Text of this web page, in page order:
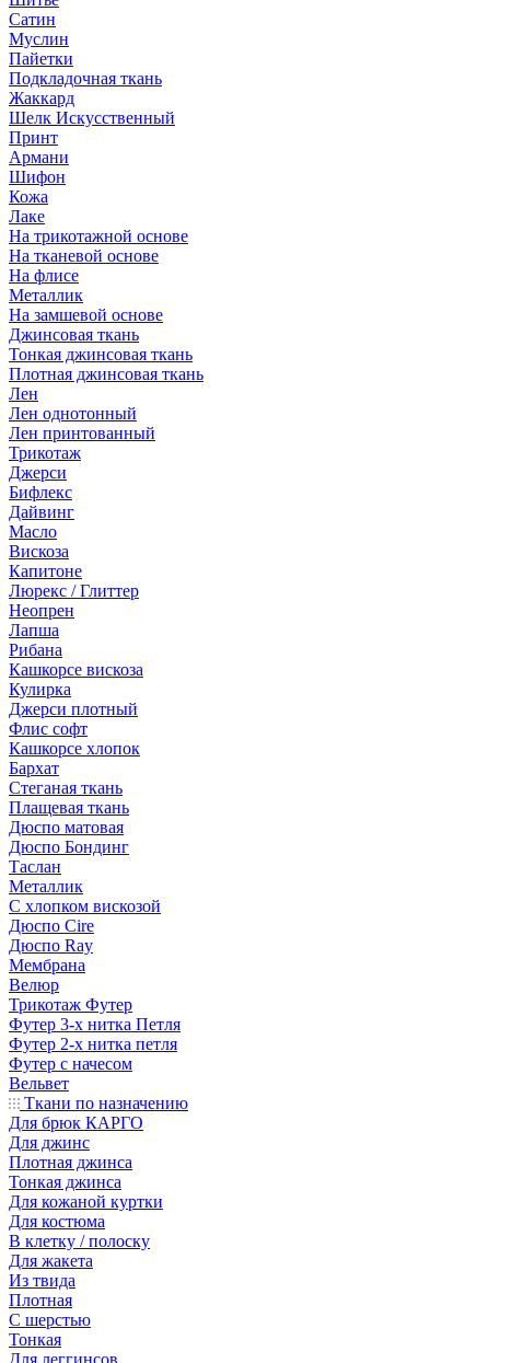
Сатин
Муслин
Пайетки
Подкладочная ткань
Жаккард
Шелк Искусственный
Принт
Армани
Шифон
Кожа
Лаке
На трикотажной основе
На тканевой основе
На флисе
Металлик
На замшевой основе
Джинсовая ткань
Тонкая джинсовая ткань
Плотная джинсовая ткань
Лен
Лен однотонный
Лен принтованный
Трикотаж
Джерси
Бифлекс
Дайвинг
Масло
Вискоза
Капитоне
Люрекс / Глиттер
Неопрен
Лапша
Рибана
Кашкорсе вискоза
Кулирка
Джерси плотный
Флис софт
Кашкорсе хлопок
Бархат
Стеганая ткань
Плащевая ткань
Дюспо матовая
Дюспо Бондинг
Таслан
Металлик
С хлопком вискозой
Дюспо Cire
Дюспо Ray
Мембрана
Велюр
Трикотаж Футер
Футер 3-х нитка Петля
Футер 2-х нитка петля
Футер с начесом
Вельвет
Ткани по назначению
Для брюк КАРГО
Для джинс
Плотная джинса
Тонкая джинса
Для кожаной куртки
Для костюма
В клетку / полоску
Для жакета
Из твида
Плотная
С шерстью
Тонкая
Для леггинсов